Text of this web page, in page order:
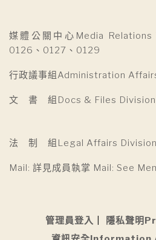
媒體公關中心Media Relations
0126、0127、0129
行政議事組Administration
文 書 組Docs & Files
法 制 組Legal Affairs
Mail: 詳見成員執掌 Mail: See
管理員登入
隱私聲明